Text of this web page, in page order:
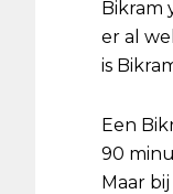
Bikram
er al
is
Een
90
Maar